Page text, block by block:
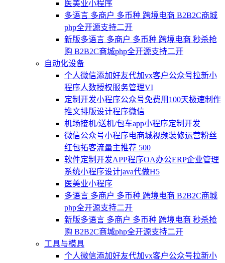
医美业小程序
多语言 多商户 多币种 跨境电商 B2B2C商城
php全开源支持二开
新版多语言 多商户 多币种 跨境电商 秒杀抢
购 B2B2C商城php全开源支持二开
自动化设备
个人微信添加好友代加vx客户公众号拉新小
程序人数授权服务管理VI
定制开发小程序公众号免费用100天极速制作
推文排版设计程序微信
机场接机/送机/包车app小程序定制开发
微信公众号小程序电商城视频装修运营粉丝
红包拓客流量主推荐 500
软件定制开发APP程序OA办公ERP企业管理
系统小程序设计java代做H5
医美业小程序
多语言 多商户 多币种 跨境电商 B2B2C商城
php全开源支持二开
新版多语言 多商户 多币种 跨境电商 秒杀抢
购 B2B2C商城php全开源支持二开
工具与模具
个人微信添加好友代加vx客户公众号拉新小